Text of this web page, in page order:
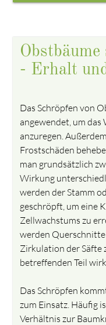
- Erhalt
Das Schröpfen von
angewendet, um das
anzuregen.
Frostschäden
man grundsätzlich
Wirkung
werden der Stamm
geschröpft, um eine
Zellwachstums zu
werden
Zirkulation der Säfte
betreffenden Teil
Das Schröpfen
zum Einsatz. Häufig
Verhältnis zur